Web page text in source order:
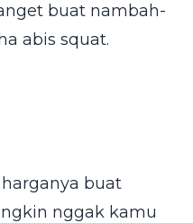
buat nambah-
abis squat.
buat
nggak kamu